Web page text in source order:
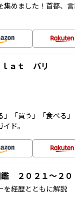
集めました！首都、
ａｔ パリ
「買う」「食べる
ド。
２０２１～２
を経歴とともに解説